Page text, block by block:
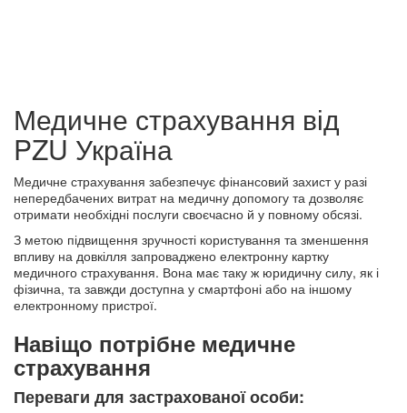
Медичне страхування від
PZU Україна
Медичне страхування забезпечує фінансовий захист у разі
непередбачених витрат на медичну допомогу та дозволяє
отримати необхідні послуги своєчасно й у повному обсязі.
З метою підвищення зручності користування та зменшення
впливу на довкілля запроваджено електронну картку
медичного страхування. Вона має таку ж юридичну силу, як і
фізична, та завжди доступна у смартфоні або на іншому
електронному пристрої.
Навіщо потрібне медичне
страхування
Переваги для застрахованої особи: